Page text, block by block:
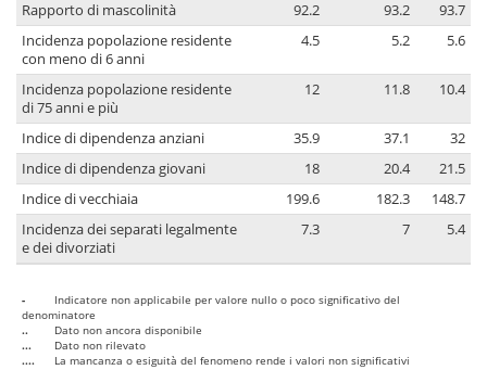
Rapporto di mascolinità 92.2 93.2
93.7
Incidenza popolazione residente
con meno di 6 anni
4.5 5.2 5.6
Incidenza popolazione residente
di 75 anni e più
12 11.8 10.4
Indice di dipendenza anziani 35.9 37.1
32
Indice di dipendenza giovani
18 20.4
21.5
Indice di vecchiaia
199.6 182.3
148.7
Incidenza dei separati legalmente
e dei divorziati
7.3 7 5.4
-
Indicatore non applicabile per valore nullo o poco significativo del
denominatore
..
Dato non ancora disponibile
...
Dato non rilevato
....
La mancanza o esiguità del fenomeno rende i valori non significativi